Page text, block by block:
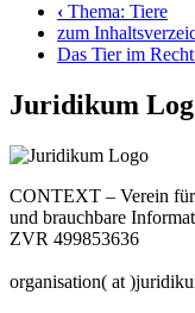
‹ Thema: Tiere
zum
Das Tier im Recht
Juridikum
CONTEXT – Verein
und brauchbare
ZVR 499853636
organisation( at